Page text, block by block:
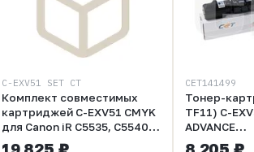
C-EXV51_SET_CT
Комплект совместимых
картриджей C-EXV51 CMYK
для Canon iR C5535, C5540,
C5550, C5560
CET141499
Тонер-
TF11) C-
ADVANCE
C5535/